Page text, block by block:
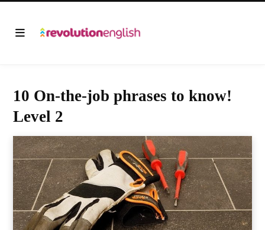
10 On-the-job phrases to know!
Level 2